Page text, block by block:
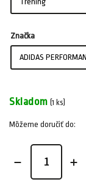
Značka
Skladom (1 ks)
Môžeme doručiť do: